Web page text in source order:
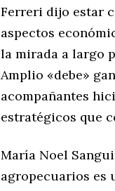
Ferreri dijo estar
aspectos
la mirada a largo
Amplio «debe»
acompañantes
estratégicos que
María Noel
agropecuarios es